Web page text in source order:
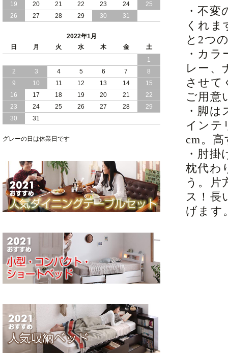
・不
くれま
と2つ
・カ
レー、
させて
ご用意
・脚
インテ
cm。
・肘
枕代わ
う。片
ス！長
げます
19
20 21 22 23 24
25
26
27 28 29 30 31
2022年1月
日
月 火 水 木 金
土
1
2
3 4 5 6 7
8
9
10 11 12 13 14
15
16
17 18 19 20 21
22
23
24 25 26 27 28
29
30
31
グレーの日は休業日です